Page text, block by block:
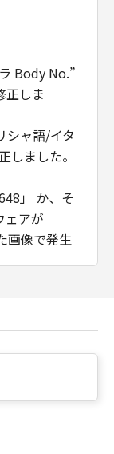
RIGHTS
item," as
2.101
12.212
and 48
4
2,
Tokyo
Body No.”
正しま
シャ語/イタ
しました。
」 か、そ
ェアが
画像で発生
(= Digital
Browser